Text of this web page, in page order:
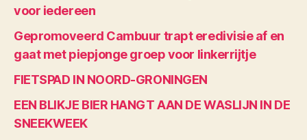
voor iedereen
Gepromoveerd Cambuur trapt eredivisie af en
gaat met piepjonge groep voor linkerrijtje
FIETSPAD IN NOORD-GRONINGEN
EEN BLIKJE BIER HANGT AAN DE WASLIJN IN DE
SNEEKWEEK